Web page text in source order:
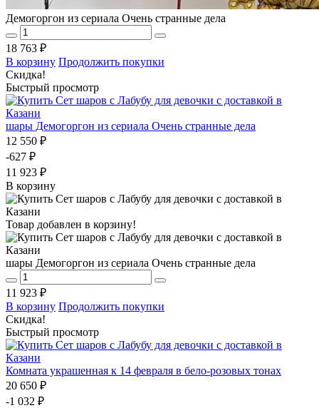
Демогоргон из сериала Очень странные дела
18 763 ₽
В корзину Продолжить покупки
Скидка!
Быстрый просмотр
шары Демогоргон из сериала Очень странные дела
12 550 ₽
-627 ₽
11 923 ₽
В корзину
Товар добавлен в корзину!
шары Демогоргон из сериала Очень странные дела
11 923 ₽
В корзину Продолжить покупки
Скидка!
Быстрый просмотр
Комната украшенная к 14 февраля в бело-розовых тонах
20 650 ₽
-1 032 ₽